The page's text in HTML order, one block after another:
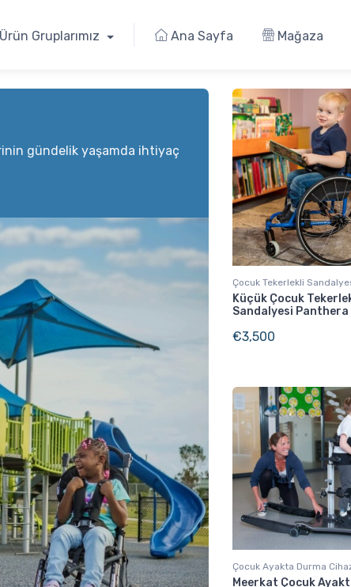
Ürün Gruplarımız Ana Sayfa Mağaza
gündelik yaşamda ihtiyaç
Çocuk Tekerlekli
Küçük Çocuk
Sandalyesi Panthera
€3,500
Çocuk Ayakta Durma
Meerkat Çocuk